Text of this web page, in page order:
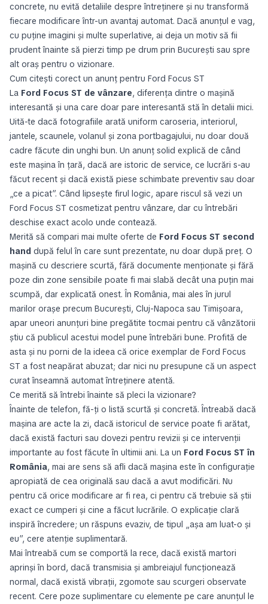
concrete, nu evită detaliile despre întreținere și nu transformă
fiecare modificare într-un avantaj automat. Dacă anunțul e vag,
cu puține imagini și multe superlative, ai deja un motiv să fii
prudent înainte să pierzi timp pe drum prin București sau spre
alt oraș pentru o vizionare.
Cum citești corect un anunț pentru Ford Focus ST
La Ford Focus ST de vânzare, diferența dintre o mașină
interesantă și una care doar pare interesantă stă în detalii mici.
Uită-te dacă fotografiile arată uniform caroseria, interiorul,
jantele, scaunele, volanul și zona portbagajului, nu doar două
cadre făcute din unghi bun. Un anunț solid explică de când
este mașina în țară, dacă are istoric de service, ce lucrări s-au
făcut recent și dacă există piese schimbate preventiv sau doar
„ce a picat”. Când lipsește firul logic, apare riscul să vezi un
Ford Focus ST cosmetizat pentru vânzare, dar cu întrebări
deschise exact acolo unde contează.
Merită să compari mai multe oferte de Ford Focus ST second
hand după felul în care sunt prezentate, nu doar după preț. O
mașină cu descriere scurtă, fără documente menționate și fără
poze din zone sensibile poate fi mai slabă decât una puțin mai
scumpă, dar explicată onest. În România, mai ales în jurul
marilor orașe precum București, Cluj-Napoca sau Timișoara,
apar uneori anunțuri bine pregătite tocmai pentru că vânzătorii
știu că publicul acestui model pune întrebări bune. Profită de
asta și nu porni de la ideea că orice exemplar de Ford Focus
ST a fost neapărat abuzat; dar nici nu presupune că un aspect
curat înseamnă automat întreținere atentă.
Ce merită să întrebi înainte să pleci la vizionare?
Înainte de telefon, fă-ți o listă scurtă și concretă. Întreabă dacă
mașina are acte la zi, dacă istoricul de service poate fi arătat,
dacă există facturi sau dovezi pentru revizii și ce intervenții
importante au fost făcute în ultimii ani. La un Ford Focus ST în
România, mai are sens să afli dacă mașina este în configurație
apropiată de cea originală sau dacă a avut modificări. Nu
pentru că orice modificare ar fi rea, ci pentru că trebuie să știi
exact ce cumperi și cine a făcut lucrările. O explicație clară
inspiră încredere; un răspuns evaziv, de tipul „așa am luat-o și
eu”, cere atenție suplimentară.
Mai întreabă cum se comportă la rece, dacă există martori
aprinși în bord, dacă transmisia și ambreiajul funcționează
normal, dacă există vibrații, zgomote sau scurgeri observate
recent. Cere poze suplimentare cu elemente pe care anunțul le